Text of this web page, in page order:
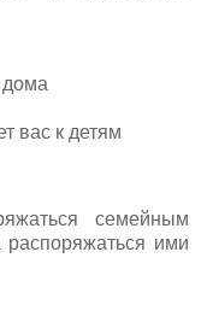
дома
вас к детям
семейным
ими